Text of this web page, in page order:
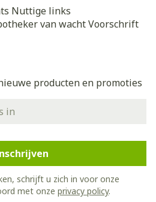
Nuttige links
van wachtVoorschrift
producten en promoties
schrijft u zich in voor onze
met onze privacy policy.